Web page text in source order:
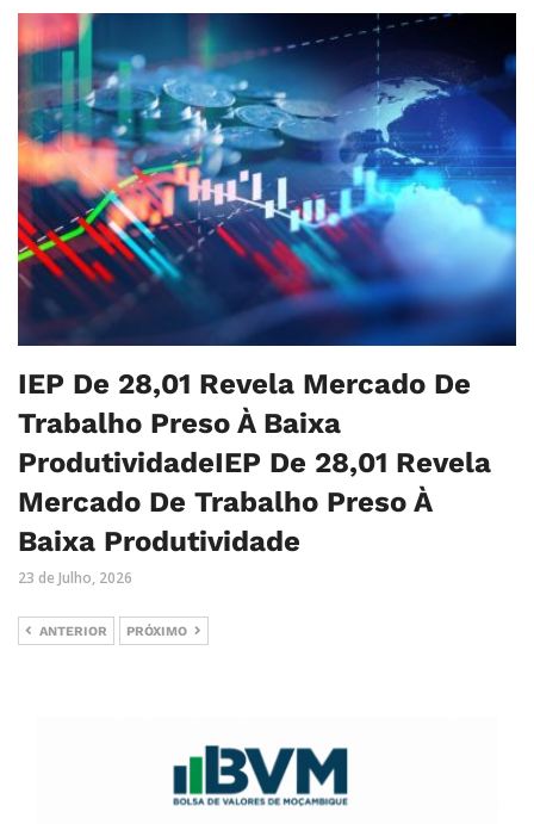
IEP De 28,01 Revela Mercado De
Trabalho Preso À Baixa
ProdutividadeIEP De 28,01 Revela
Mercado De Trabalho Preso À
Baixa Produtividade
23 de Julho, 2026
ANTERIOR PRÓXIMO